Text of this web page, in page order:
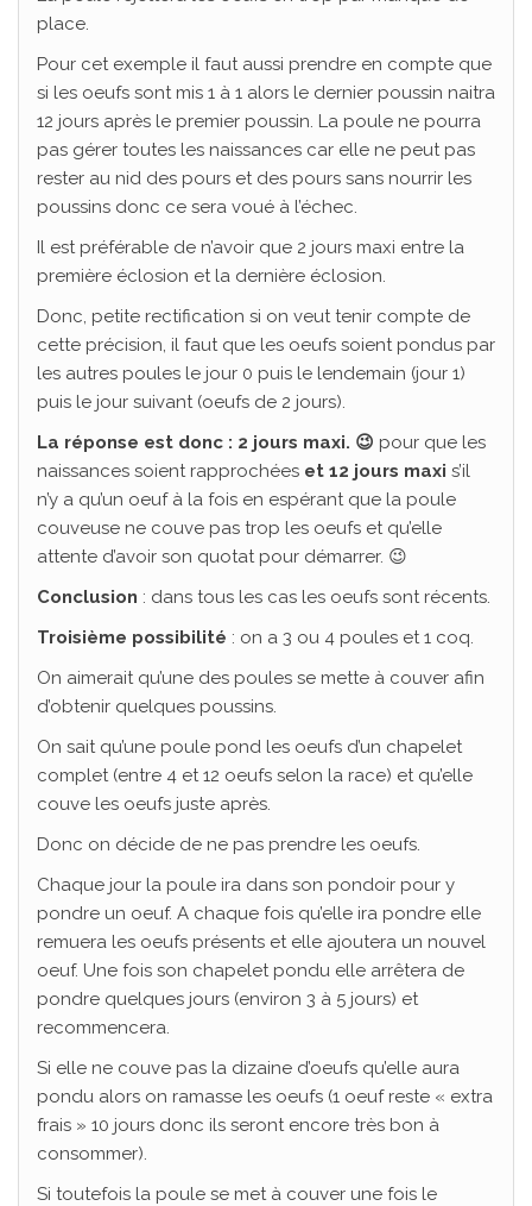
place.
Pour cet exemple il faut aussi prendre en compte que
si les oeufs sont mis 1 à 1 alors le dernier poussin naitra
12 jours après le premier poussin. La poule ne pourra
pas gérer toutes les naissances car elle ne peut pas
rester au nid des pours et des pours sans nourrir les
poussins donc ce sera voué à l’échec.
Il est préférable de n’avoir que 2 jours maxi entre la
première éclosion et la dernière éclosion.
Donc, petite rectification si on veut tenir compte de
cette précision, il faut que les oeufs soient pondus par
les autres poules le jour 0 puis le lendemain (jour 1)
puis le jour suivant (oeufs de 2 jours).
La réponse est donc : 2 jours maxi. 😉 pour que les
naissances soient rapprochées et 12 jours maxi s’il
n’y a qu’un oeuf à la fois en espérant que la poule
couveuse ne couve pas trop les oeufs et qu’elle
attente d’avoir son quotat pour démarrer. 😉
Conclusion : dans tous les cas les oeufs sont récents.
Troisième possibilité : on a 3 ou 4 poules et 1 coq.
On aimerait qu’une des poules se mette à couver afin
d’obtenir quelques poussins.
On sait qu’une poule pond les oeufs d’un chapelet
complet (entre 4 et 12 oeufs selon la race) et qu’elle
couve les oeufs juste après.
Donc on décide de ne pas prendre les oeufs.
Chaque jour la poule ira dans son pondoir pour y
pondre un oeuf. A chaque fois qu’elle ira pondre elle
remuera les oeufs présents et elle ajoutera un nouvel
oeuf. Une fois son chapelet pondu elle arrêtera de
pondre quelques jours (environ 3 à 5 jours) et
recommencera.
Si elle ne couve pas la dizaine d’oeufs qu’elle aura
pondu alors on ramasse les oeufs (1 oeuf reste « extra
frais » 10 jours donc ils seront encore très bon à
consommer).
Si toutefois la poule se met à couver une fois le